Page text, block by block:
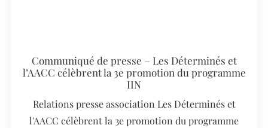
Communiqué de presse – Les Déterminés et
l’AACC célèbrent la 3e promotion du programme
IIN
Relations presse association Les Déterminés et
l'AACC célèbrent la 3e promotion du programme